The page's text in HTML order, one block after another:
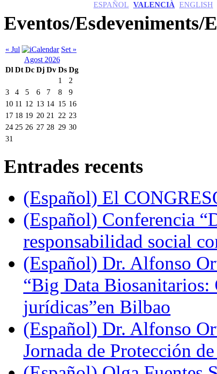
ESPAÑOL VALENCIÀ ENGLISH
Eventos/Esdeveniments/
« Jul
Set »
Agost 2026
Dl Dt Dc Dj Dv Ds Dg
1
2
3
4 5 6 7 8
9
10 11 12 13 14 15 16
17 18 19 20 21 22 23
24 25 26 27 28 29 30
31
Entrades recents
(Español) El
(Español) Conferencia
responsabilidad social
(Español) Dr. Alfonso
“Big Data Biosanitarios:
jurídicas”en Bilbao
(Español) Dr. Alfonso
Jornada de Protección